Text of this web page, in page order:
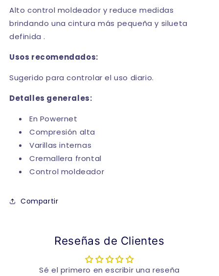
Alto control moldeador y reduce medidas
brindando una cintura más pequeña y silueta
definida .
Usos recomendados:
Sugerido para controlar el uso diario.
Detalles generales:
En Powernet
Compresión alta
Varillas internas
Cremallera frontal
Control moldeador
Compartir
Reseñas de Clientes
Sé el primero en escribir una reseña